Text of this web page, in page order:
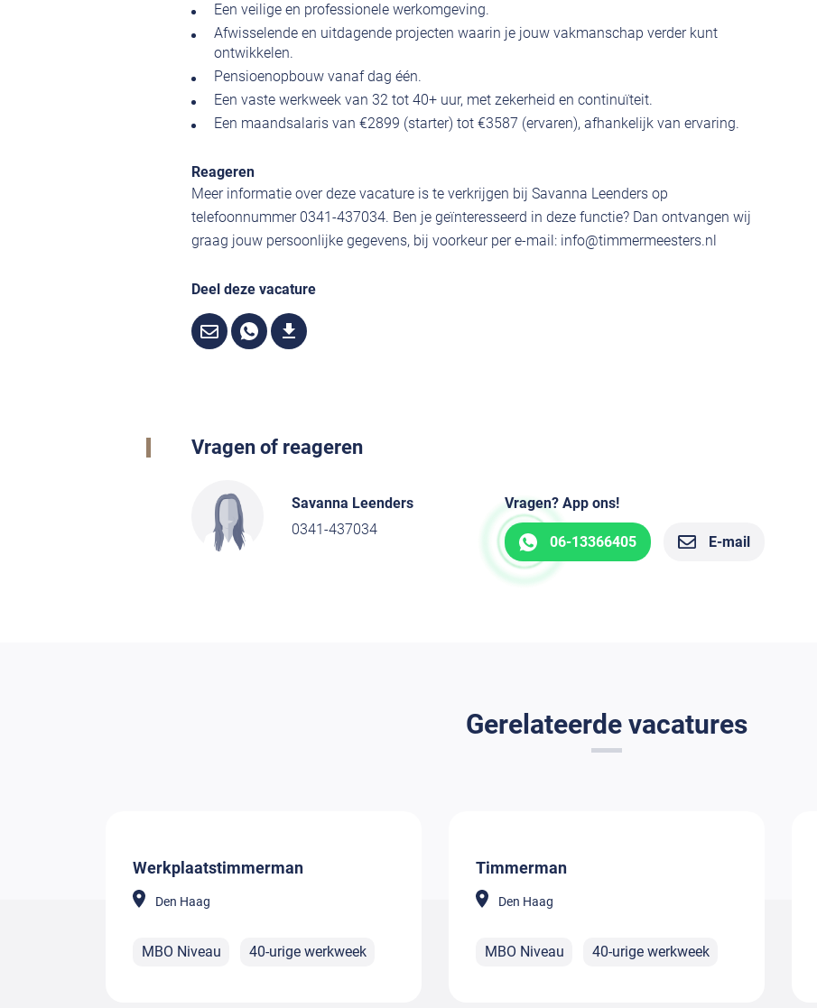
Een veilige en professionele werkomgeving.
Afwisselende en uitdagende projecten waarin je jouw vakmanschap verder kunt
ontwikkelen.
Pensioenopbouw vanaf dag één.
Een vaste werkweek van 32 tot 40+ uur, met zekerheid en continuïteit.
Een maandsalaris van €2899 (starter) tot €3587 (ervaren), afhankelijk van ervaring.
Reageren
Meer informatie over deze vacature is te verkrijgen bij Savanna Leenders op
telefoonnummer 0341-437034. Ben je geïnteresseerd in deze functie? Dan ontvangen wij
graag jouw persoonlijke gegevens, bij voorkeur per e-mail: info@timmermeesters.nl
Deel deze vacature
Vragen of reageren
Savanna Leenders
0341-437034
Vragen? App ons!
06-13366405 E-mail
Gerelateerde vacatures
Werkplaatstimmerman
Den Haag
MBO Niveau 40-urige werkweek
Timmerman
Den Haag
MBO Niveau 40-urige werkweek